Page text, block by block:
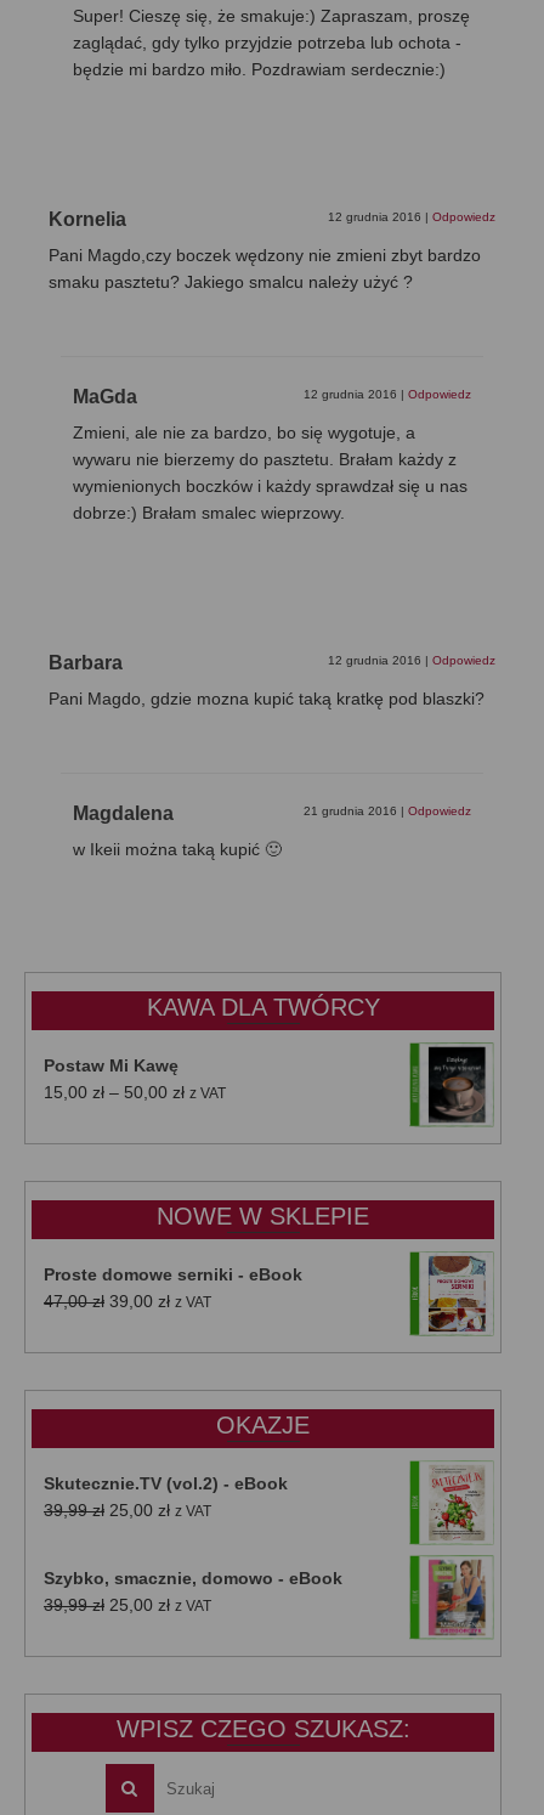
Super! Cieszę się, że smakuje:) Zapraszam, proszę
zaglądać, gdy tylko przyjdzie potrzeba lub ochota -
będzie mi bardzo miło. Pozdrawiam serdecznie:)
Kornelia 12 grudnia 2016 | Odpowiedz
Pani Magdo,czy boczek wędzony nie zmieni zbyt bardzo
smaku pasztetu? Jakiego smalcu należy użyć ?
MaGda 12 grudnia 2016 | Odpowiedz
Zmieni, ale nie za bardzo, bo się wygotuje, a
wywaru nie bierzemy do pasztetu. Brałam każdy z
wymienionych boczków i każdy sprawdzał się u nas
dobrze:) Brałam smalec wieprzowy.
Barbara 12 grudnia 2016 | Odpowiedz
Pani Magdo, gdzie mozna kupić taką kratkę pod blaszki?
Magdalena 21 grudnia 2016 | Odpowiedz
w Ikeii można taką kupić 🙂
KAWA DLA TWÓRCY
Postaw Mi Kawę
15,00 zł – 50,00 złZakres
od
do
50,00 zł
z VAT
NOWE W SKLEPIE
Proste domowe serniki - eBook
47,00zł Pierwotna
wynosiła:
39,00 złAktualna
wynosi:
z VAT
OKAZJE
Skutecznie.TV (vol.2) - eBook
39,99zł Pierwotna
39,99 zł.
25,00 złAktualna
25,00 zł.
z VAT
Szybko, smacznie, domowo - eBook
39,99zł Pierwotna
wynosiła:
25,00 złAktualna
wynosi:
z VAT
WPISZ CZEGO SZUKASZ: